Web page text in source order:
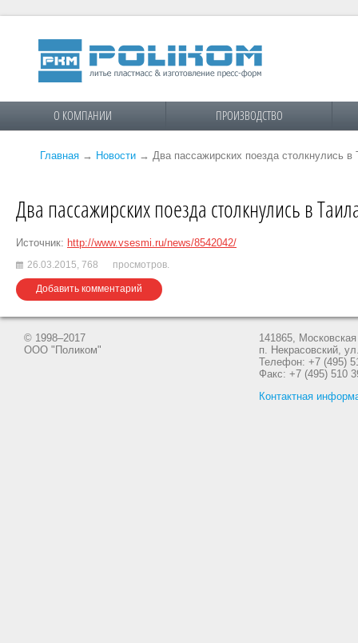
О КОМПАНИИ ПРОИЗВОДСТВО
Главная → Новости → Два пассажирских поезда столкнулись
Два пассажирских поезда столкнулись в
Источник: http://www.vsesmi.ru/news/8542042/
26.03.2015, 768 просмотров.
Добавить комментарий
© 1998–2017
ООО "Поликом"
141865,
п. Некрасовский,
Телефон: +7 (495)
Факс: +7 (495) 510
Контактная